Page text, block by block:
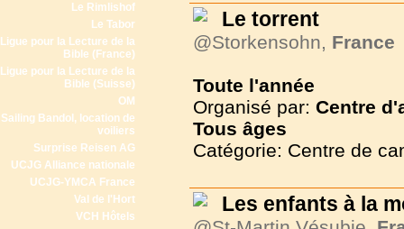
Le Rimlishof
Le Tabor
Ligue pour la Lecture de la
Bible (France)
Ligue pour la Lecture de la
Bible (Suisse)
OM
Sailing Bandol, location de
voiliers
Surprise Reisen AG
UCJG Alliance nationale
UCJG-YMCA France
Val de l'Hort
VCH Hôtels
Le torrent
@Storkensohn, France
Toute l'année
Organisé par: Centre
Tous âges
Catégorie: Centre de
Les enfants à la